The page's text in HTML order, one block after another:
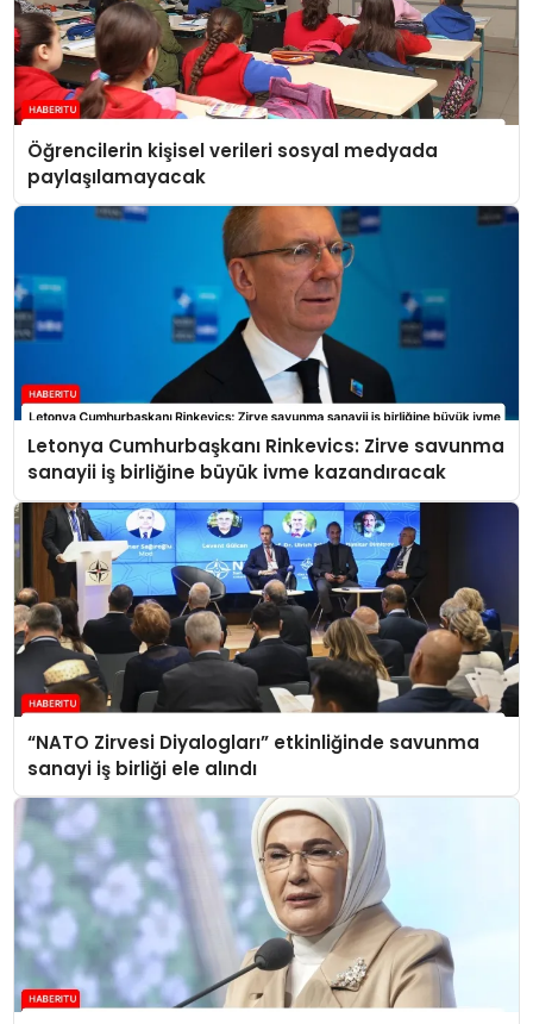
Öğrencilerin kişisel verileri sosyal medyada
paylaşılamayacak
Letonya Cumhurbaşkanı Rinkevics: Zirve savunma
sanayii iş birliğine büyük ivme kazandıracak
“NATO Zirvesi Diyalogları” etkinliğinde savunma
sanayi iş birliği ele alındı